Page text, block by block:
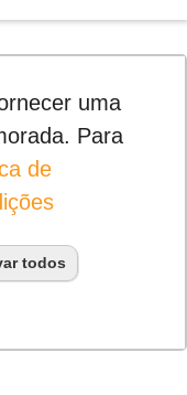
uma
Para
de
todos